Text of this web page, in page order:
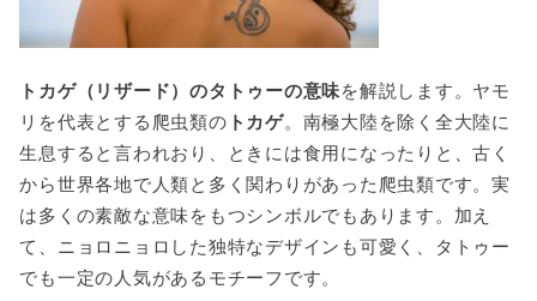
トカゲ（リザード）のタトゥーの意味を解説します。ヤモ
リを代表とする爬虫類の トカゲ。南極大陸を除く全大陸に
生息すると言われおり、ときには食用になったりと、古く
から世界各地で人類と多く関わりがあった爬虫類です。実
は多くの素敵な意味をもつシンボルでもあります。加え
て、ニョロニョロした独特なデザインも可愛く、タトゥー
でも一定の人気があるモチーフです。